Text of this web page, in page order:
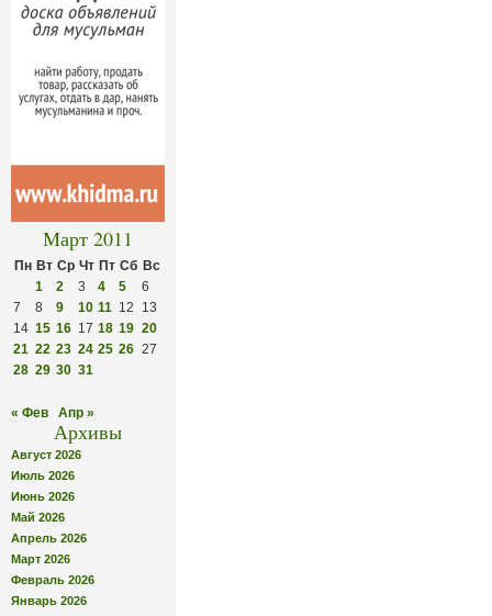
Март 2011
Пн Вт Ср Чт Пт Сб Вс
1
2 3 4 5
6
7
8 9 10 11 12
13
14 15 16 17 18 19 20
21 22 23 24 25 26 27
28 29 30 31
« Фев Апр »
Архивы
Август 2026
Июль 2026
Июнь 2026
Май 2026
Апрель 2026
Март 2026
Февраль 2026
Январь 2026